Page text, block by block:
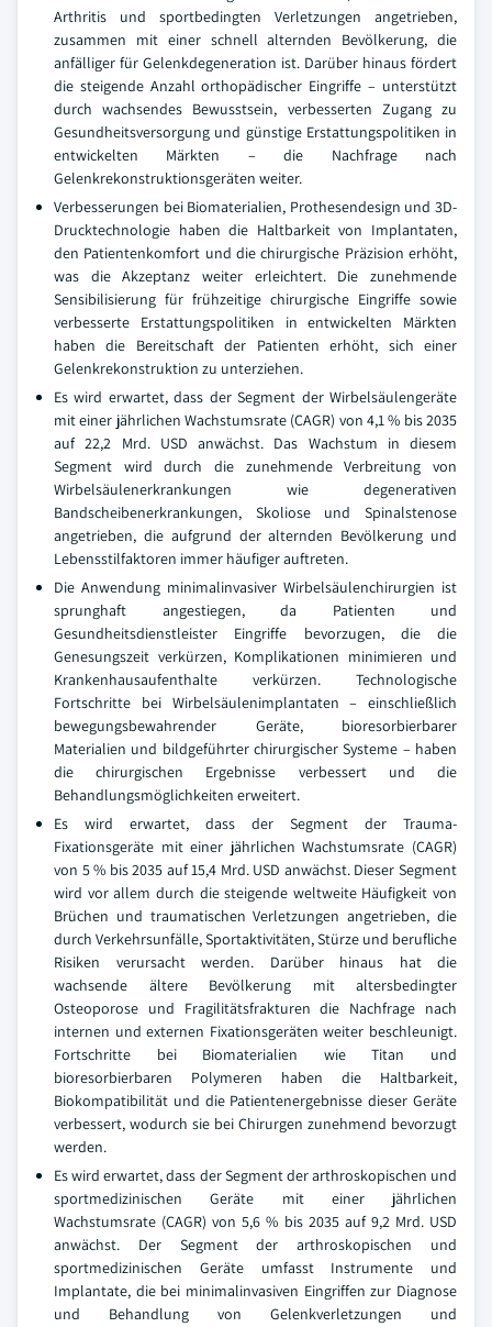
Arthritis und sportbedingten Verletzungen angetrieben,
zusammen mit einer schnell alternden Bevölkerung, die
anfälliger für Gelenkdegeneration ist. Darüber hinaus fördert
die steigende Anzahl orthopädischer Eingriffe – unterstützt
durch wachsendes Bewusstsein, verbesserten Zugang zu
Gesundheitsversorgung und günstige Erstattungspolitiken in
entwickelten Märkten – die Nachfrage nach
Gelenkrekonstruktionsgeräten weiter.
Verbesserungen bei Biomaterialien, Prothesendesign und 3D-
Drucktechnologie haben die Haltbarkeit von Implantaten,
den Patientenkomfort und die chirurgische Präzision erhöht,
was die Akzeptanz weiter erleichtert. Die zunehmende
Sensibilisierung für frühzeitige chirurgische Eingriffe sowie
verbesserte Erstattungspolitiken in entwickelten Märkten
haben die Bereitschaft der Patienten erhöht, sich einer
Gelenkrekonstruktion zu unterziehen.
Es wird erwartet, dass der Segment der Wirbelsäulengeräte
mit einer jährlichen Wachstumsrate (CAGR) von 4,1 % bis 2035
auf 22,2 Mrd. USD anwächst. Das Wachstum in diesem
Segment wird durch die zunehmende Verbreitung von
Wirbelsäulenerkrankungen wie degenerativen
Bandscheibenerkrankungen, Skoliose und Spinalstenose
angetrieben, die aufgrund der alternden Bevölkerung und
Lebensstilfaktoren immer häufiger auftreten.
Die Anwendung minimalinvasiver Wirbelsäulenchirurgien ist
sprunghaft angestiegen, da Patienten und
Gesundheitsdienstleister Eingriffe bevorzugen, die die
Genesungszeit verkürzen, Komplikationen minimieren und
Krankenhausaufenthalte verkürzen. Technologische
Fortschritte bei Wirbelsäulenimplantaten – einschließlich
bewegungsbewahrender Geräte, bioresorbierbarer
Materialien und bildgeführter chirurgischer Systeme – haben
die chirurgischen Ergebnisse verbessert und die
Behandlungsmöglichkeiten erweitert.
Es wird erwartet, dass der Segment der Trauma-
Fixationsgeräte mit einer jährlichen Wachstumsrate (CAGR)
von 5 % bis 2035 auf 15,4 Mrd. USD anwächst. Dieser Segment
wird vor allem durch die steigende weltweite Häufigkeit von
Brüchen und traumatischen Verletzungen angetrieben, die
durch Verkehrsunfälle, Sportaktivitäten, Stürze und berufliche
Risiken verursacht werden. Darüber hinaus hat die
wachsende ältere Bevölkerung mit altersbedingter
Osteoporose und Fragilitätsfrakturen die Nachfrage nach
internen und externen Fixationsgeräten weiter beschleunigt.
Fortschritte bei Biomaterialien wie Titan und
bioresorbierbaren Polymeren haben die Haltbarkeit,
Biokompatibilität und die Patientenergebnisse dieser Geräte
verbessert, wodurch sie bei Chirurgen zunehmend bevorzugt
werden.
Es wird erwartet, dass der Segment der arthroskopischen und
sportmedizinischen Geräte mit einer jährlichen
Wachstumsrate (CAGR) von 5,6 % bis 2035 auf 9,2 Mrd. USD
anwächst. Der Segment der arthroskopischen und
sportmedizinischen Geräte umfasst Instrumente und
Implantate, die bei minimalinvasiven Eingriffen zur Diagnose
und Behandlung von Gelenkverletzungen und